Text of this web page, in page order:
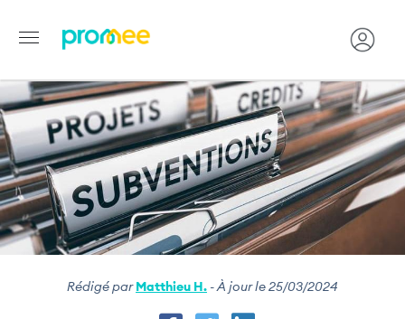
Aller
au
contenu
principal
Image
Rédigé parMatthieu H. - À jour le 25/03/2024